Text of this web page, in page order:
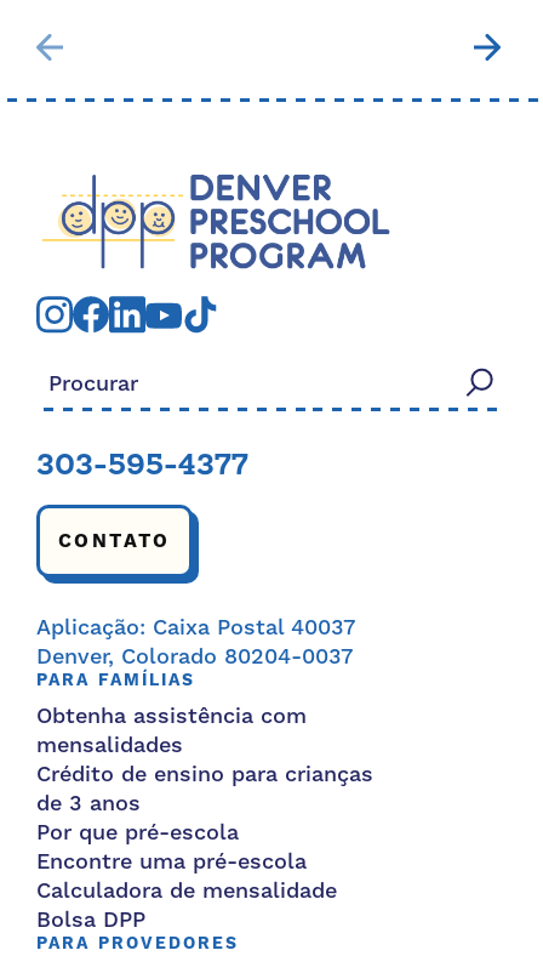
Procurar:
303-595-4377
CONTATO
Aplicação: Caixa Postal 40037
Denver, Colorado 80204-0037
PARA FAMÍLIAS
Obtenha assistência com
mensalidades
Crédito de ensino para crianças
de 3 anos
Por que pré-escola
Encontre uma pré-escola
Calculadora de mensalidade
Bolsa DPP
PARA PROVEDORES